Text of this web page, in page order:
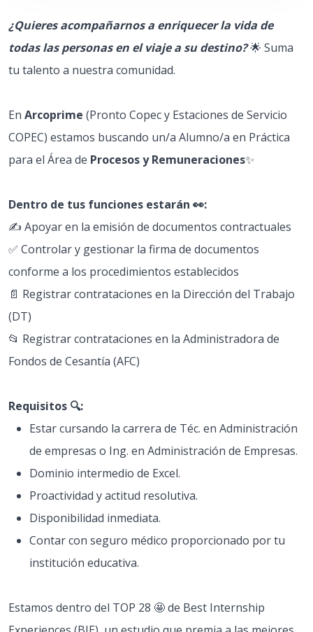
¿Quieres acompañarnos a enriquecer la vida de
todas las personas en el viaje a su destino?🌟 Suma
tu talento a nuestra comunidad.
En Arcoprime (Pronto Copec y Estaciones de Servicio
COPEC) estamos buscando un/a Alumno/a en Práctica
para el Área de Procesos y Remuneraciones✨
Dentro de tus funciones estarán 👀:
✍️ Apoyar en la emisión de documentos contractuales
✅ Controlar y gestionar la firma de documentos
conforme a los procedimientos establecidos
📄 Registrar contrataciones en la Dirección del Trabajo
(DT)
📂 Registrar contrataciones en la Administradora de
Fondos de Cesantía (AFC)
Requisitos 🔍:
Estar cursando la carrera de Téc. en Administración
de empresas o Ing. en Administración de Empresas.
Dominio intermedio de Excel.
Proactividad y actitud resolutiva.
Disponibilidad inmediata.
Contar con seguro médico proporcionado por tu
institución educativa.
Estamos dentro del TOP 28 🤩 de Best Internship